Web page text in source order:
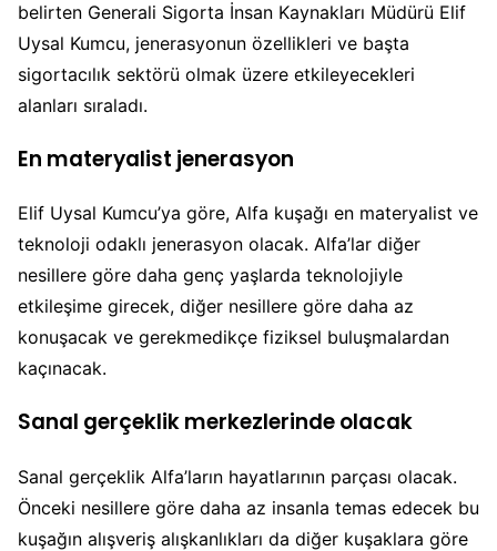
belirten Generali Sigorta İnsan Kaynakları Müdürü Elif
Uysal Kumcu, jenerasyonun özellikleri ve başta
sigortacılık sektörü olmak üzere etkileyecekleri
alanları sıraladı.
En materyalist jenerasyon
Elif Uysal Kumcu’ya göre, Alfa kuşağı en materyalist ve
teknoloji odaklı jenerasyon olacak. Alfa’lar diğer
nesillere göre daha genç yaşlarda teknolojiyle
etkileşime girecek, diğer nesillere göre daha az
konuşacak ve gerekmedikçe fiziksel buluşmalardan
kaçınacak.
Sanal gerçeklik merkezlerinde olacak
Sanal gerçeklik Alfa’ların hayatlarının parçası olacak.
Önceki nesillere göre daha az insanla temas edecek bu
kuşağın alışveriş alışkanlıkları da diğer kuşaklara göre